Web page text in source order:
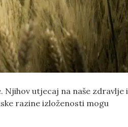
Njihov utjecaj na naše zdravlje i
razine izloženosti mogu